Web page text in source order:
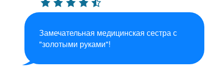
Замечательная медицинская сестра с
"золотыми руками"!